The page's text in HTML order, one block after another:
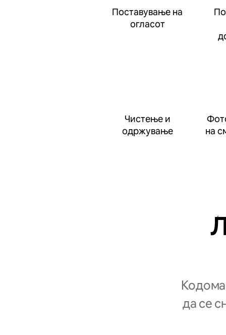
Поставување на
огласот
Чистење и
одржување
на
да се